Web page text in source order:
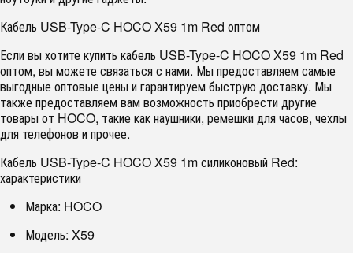
Кабель USB-Type-C HOCO X59 1m Red оптом
Если вы хотите купить кабель USB-Type-C HOCO X59 1m Red
оптом, вы можете связаться с нами. Мы предоставляем самые
выгодные оптовые цены и гарантируем быструю доставку. Мы
также предоставляем вам возможность приобрести другие
товары от HOCO, такие как наушники, ремешки для часов, чехлы
для телефонов и прочее.
Кабель USB-Type-C HOCO X59 1m силиконовый Red:
характеристики
Марка: HOCO
Модель: X59